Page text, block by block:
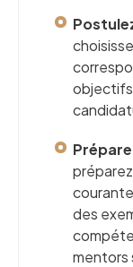
objectifs
des
mentors